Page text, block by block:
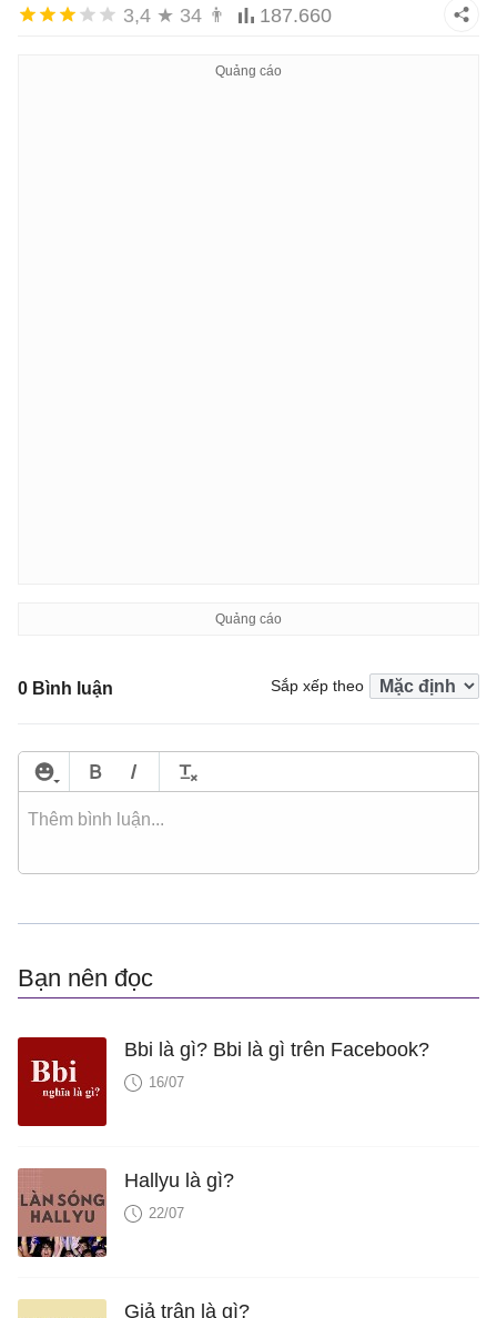
3,4 ★ 34 👨 187.660
0 Bình luận Sắp xếp theo
Bạn nên đọc
Bbi là gì? Bbi là gì trên Facebook?
16/07
Hallyu là gì?
22/07
Giả trân là gì?